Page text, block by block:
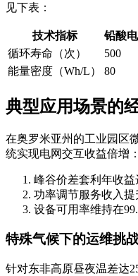
见下表：
技术指标 铅酸
循环寿命（次）
500
能量密度（Wh/L）
80
典型应用场景的
在奥罗米亚州的工业园区
统实现电网交互收益倍增：
峰谷价差套利年收益
功率调节服务收入提
设备可用率维持在
特殊气候下的运维挑
针对东非高原昼夜温差达